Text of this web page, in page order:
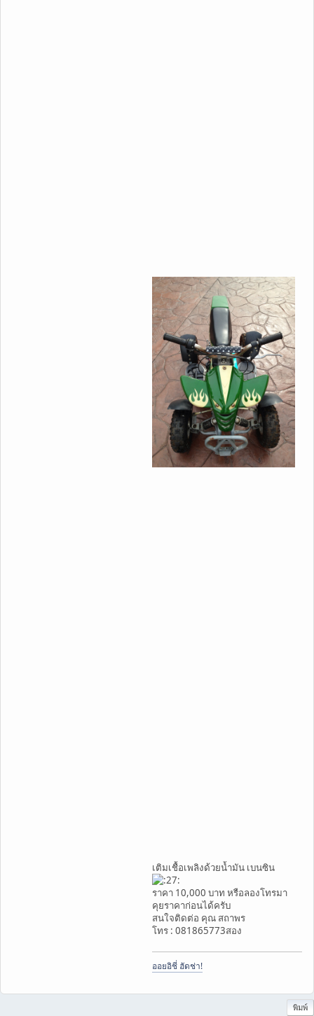
เติมเชื้อเพลิงด้วยน้ำมัน เบนซิน
ราคา 10,000 บาท หรือลองโทรมา
คุยราคาก่อนได้ครับ
สนใจติดต่อ คุณ สถาพร
โทร : 081865773สอง
ออยอิชี่ ฮัดช่า!
พิมพ์